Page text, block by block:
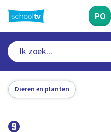
naar
hoofdinhoud
PO
Dieren en planten